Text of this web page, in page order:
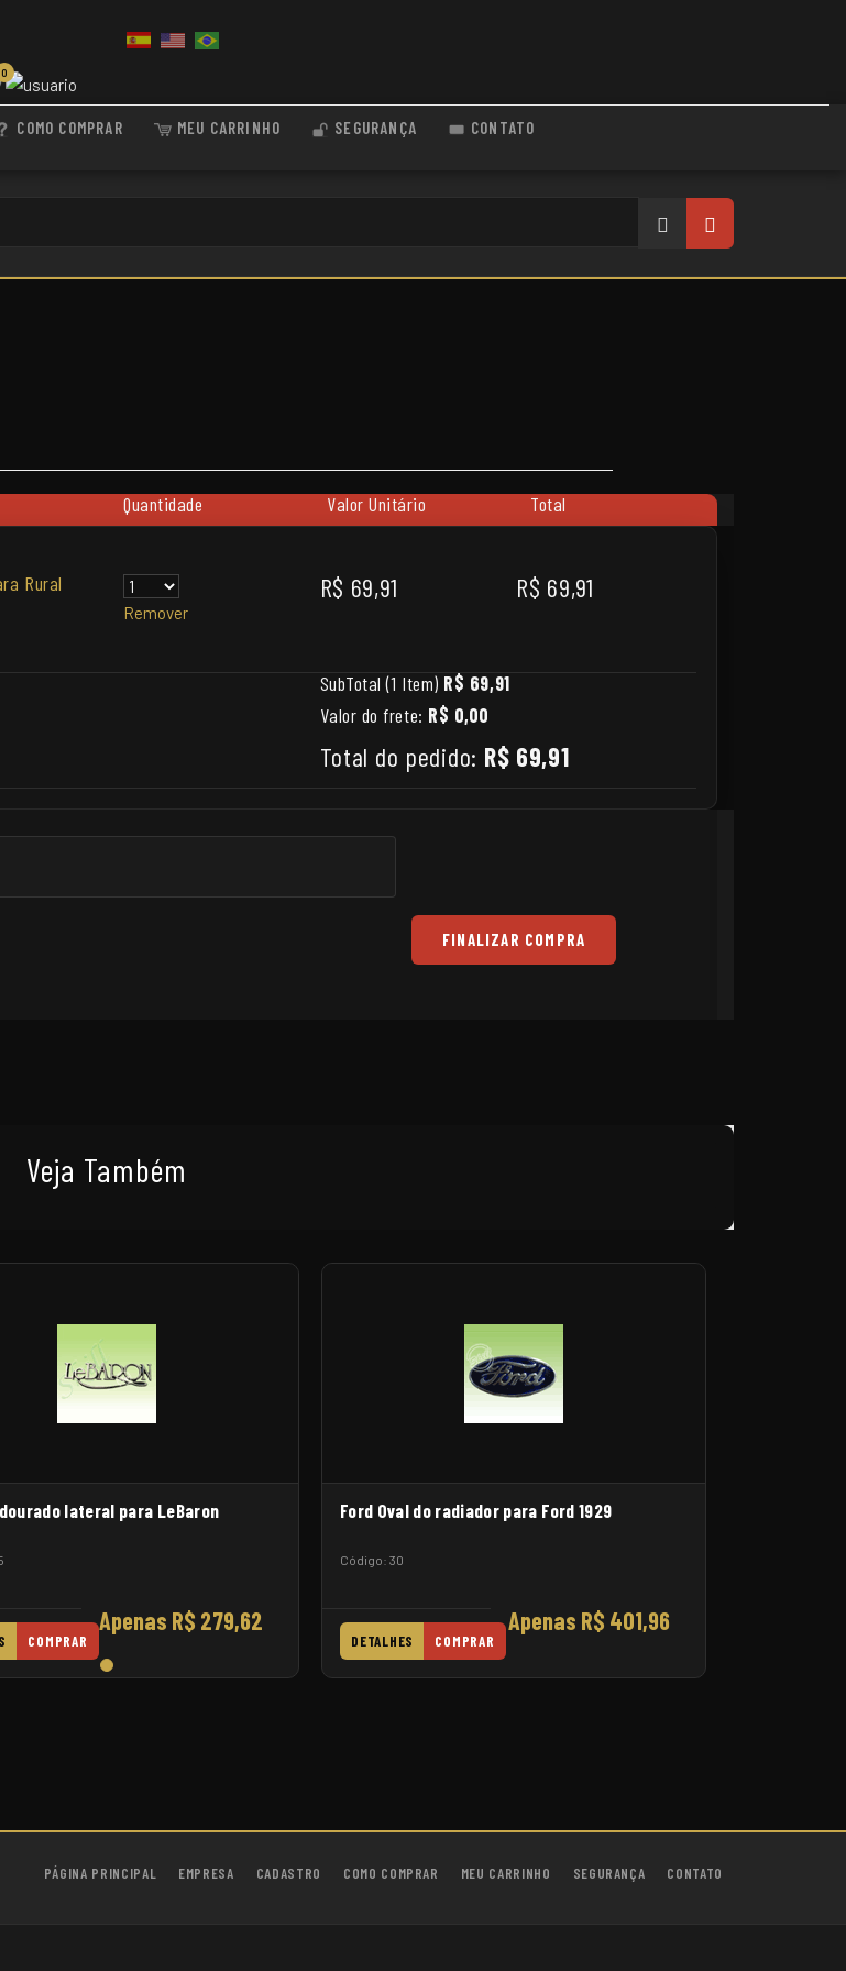
0
COMO COMPRAR MEU CARRINHO SEGURANÇA CONTATO
Quantidade Valor Unitário Total
Rural
Remover
R$ 69,91 R$ 69,91
SubTotal (1 Item) R$ 69,91
Valor do frete: R$ 0,00
Total do pedido: R$ 69,91
FINALIZAR COMPRA
Veja Também
lateral para LeBaron
Apenas R$ 279,62
COMPRAR
Ford Oval do radiador para Ford 1929
Código: 30
Apenas R$ 401,96
DETALHES COMPRAR
PÁGINA PRINCIPAL EMPRESA CADASTRO COMO COMPRAR MEU CARRINHO SEGURANÇA CONTATO